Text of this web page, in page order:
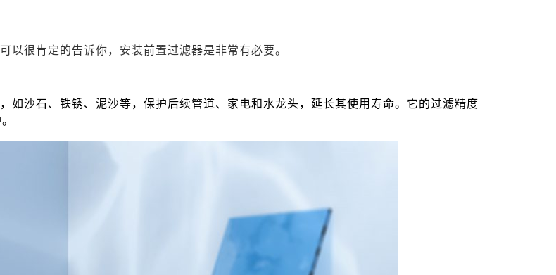
以很肯定的告诉你，安装前置过滤器是非常有必要。
如沙石、铁锈、泥沙等，保护后续管道、家电和水龙头，延长其使用寿命。它的过滤精度